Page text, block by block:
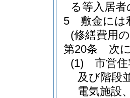
る等入居
5
敷金には
(修繕費用
第20条
次
(1)
市営
及び階段
電気施設